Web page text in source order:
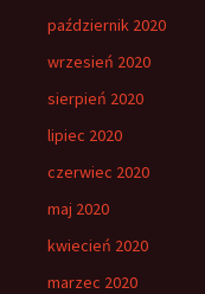
październik 2020
wrzesień 2020
sierpień 2020
lipiec 2020
czerwiec 2020
maj 2020
kwiecień 2020
marzec 2020